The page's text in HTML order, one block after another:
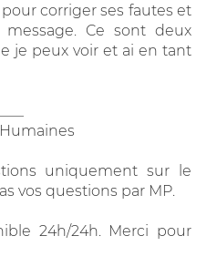
corriger ses fautes et
Ce sont deux
je peux voir et ai en tant
uniquement sur le
vos questions par MP.
24h/24h. Merci pour